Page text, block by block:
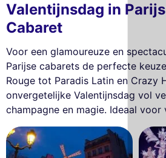
Valentijnsdag in
Cabaret
Voor een glamoureuze en
Parijse cabarets de perfecte
Rouge tot Paradis Latin en Crazy
onvergetelijke Valentijnsdag vol
champagne en magie. Ideaal voor